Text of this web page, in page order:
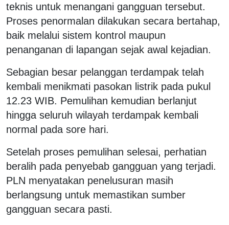
teknis untuk menangani gangguan tersebut.
Proses penormalan dilakukan secara bertahap,
baik melalui sistem kontrol maupun
penanganan di lapangan sejak awal kejadian.
Sebagian besar pelanggan terdampak telah
kembali menikmati pasokan listrik pada pukul
12.23 WIB. Pemulihan kemudian berlanjut
hingga seluruh wilayah terdampak kembali
normal pada sore hari.
Setelah proses pemulihan selesai, perhatian
beralih pada penyebab gangguan yang terjadi.
PLN menyatakan penelusuran masih
berlangsung untuk memastikan sumber
gangguan secara pasti.